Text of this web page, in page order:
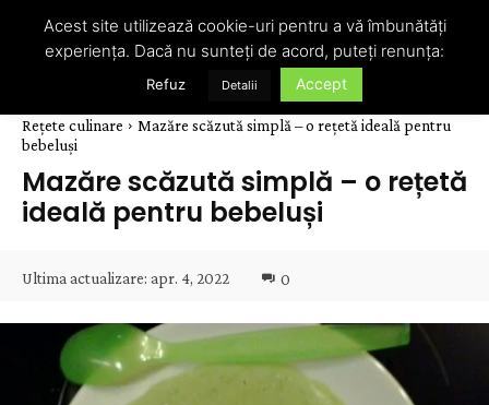
Rețete culinare
Mazăre scăzută simplă – o rețetă ideală pentru
bebeluși
Mazăre scăzută simplă – o rețetă
ideală pentru bebeluși
Ultima actualizare: apr. 4, 2022 0
Acest site utilizează cookie-uri pentru a vă îmbunătăți
experiența. Dacă nu sunteți de acord, puteți renunța:
Refuz Detalii Accept